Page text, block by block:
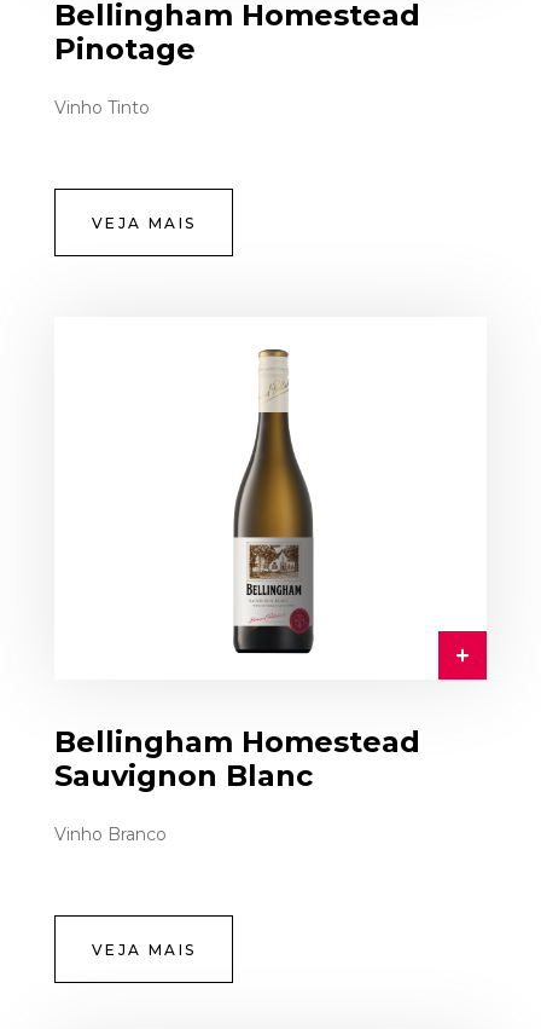
Bellingham Homestead
Pinotage
Vinho Tinto
VEJA MAIS
Bellingham Homestead
Sauvignon Blanc
Vinho Branco
VEJA MAIS